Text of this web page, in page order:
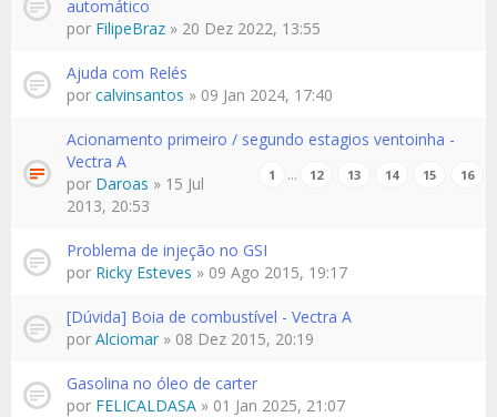
automático
por FilipeBraz » 20 Dez 2022, 13:55
Ajuda com Relés
por calvinsantos » 09 Jan 2024, 17:40
Acionamento primeiro / segundo estagios ventoinha -
Vectra A
1 … 12 13 14 15 16
por Daroas » 15 Jul
2013, 20:53
Problema de injeção no GSI
por Ricky Esteves » 09 Ago 2015, 19:17
[Dúvida] Boia de combustível - Vectra A
por Alciomar » 08 Dez 2015, 20:19
Gasolina no óleo de carter
por FELICALDASA » 01 Jan 2025, 21:07